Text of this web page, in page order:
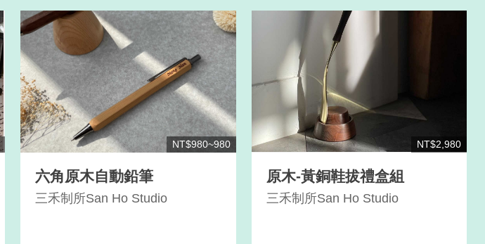
NT$980~980
六角原木自動鉛筆
三禾制所San Ho Studio
NT$2,980
原木-黃銅鞋拔禮盒組
三禾制所San Ho Studio